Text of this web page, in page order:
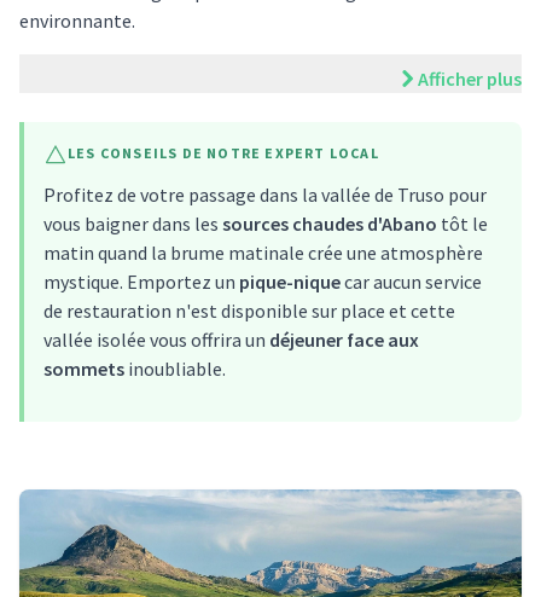
environnante.
Afficher plus
LES CONSEILS DE NOTRE EXPERT LOCAL
Profitez de votre passage dans la vallée de Truso pour
vous baigner dans les sources chaudes d'Abano tôt le
matin quand la brume matinale crée une atmosphère
mystique. Emportez un pique-niquecar aucun service
de restauration n'est disponible sur place et cette
vallée isolée vous offrira un déjeuner face aux
sommets inoubliable.